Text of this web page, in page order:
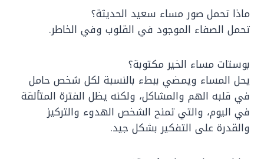
ماذا تحمل صور مساء سعيد الحديثة؟
تحمل الصفاء الموجود في القلوب وفي الخاطر.
بوستات مساء الخير مكتوبة؟
يحل المساء ويمضي ببطء بالنسبة لكل شخص حامل
في قلبه الهم والمشاكل، ولكنه يظل الفترة المتألقة
في اليوم، والتي تمنح الشخص الهدوء والتركيز
والقدرة على التفكير بشكل جيد.